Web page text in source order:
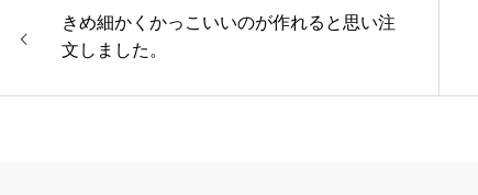
きめ細かくかっこいいのが作れると思い注
文しました。